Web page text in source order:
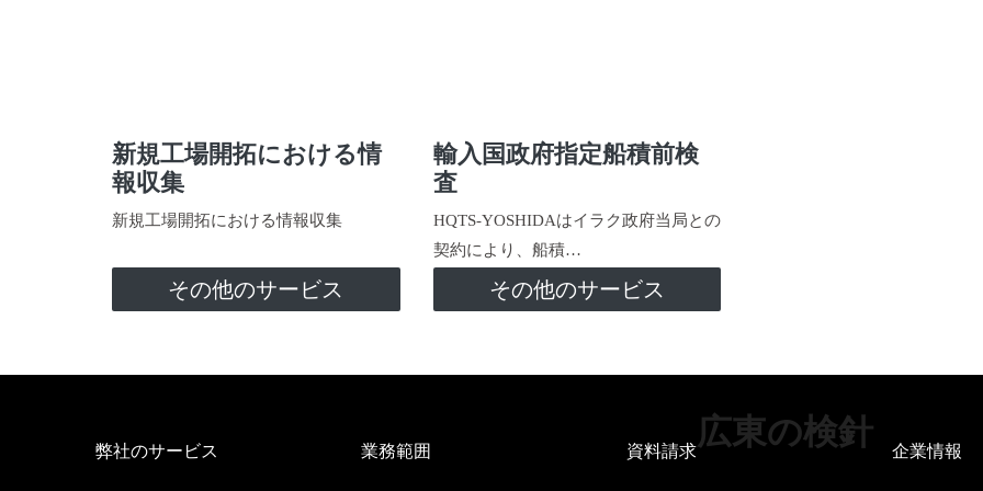
新規工場開拓における情
報収集
新規工場開拓における情報収集
その他のサービス
輸入国政府指定船積前検
査
HQTS-YOSHIDAはイラク政府当局との
契約により、船積…
その他のサービス
広東の検針
弊社のサービス 業務範囲 資料請求 企業情報